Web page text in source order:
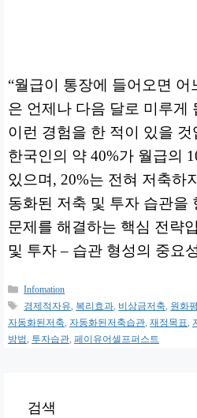
“월급이 통장에 들어오면
은 언제나 다음 달로 미루게
이런 경험을 한 적이 있을
한국인의 약 40%가 월급의
있으며, 20%는 전혀 저축하
동화된 저축 및 투자 습관을
문제를 해결하는 핵심 전략
및 투자 – 습관 형성의 중요
카
테
고
리
Infomation
태
그
경제적자유, 복리효과, 비상금저축, 원화
자동화된저축, 자동화된저축습관, 재정목표,
방법, 투자습관, 페이유어셀프퍼스트
검색